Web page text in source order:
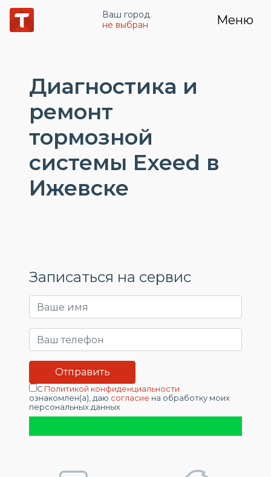
Ваш город
не выбран
Меню
Диагностика и
ремонт
тормозной
системы Exeed в
Ижевске
Записаться на сервис
С Политикой конфиденциальности
ознакомлен(а), даю согласие на обработку моих
персональных данных